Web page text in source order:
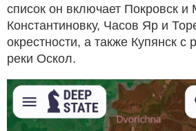
список он включает Покровск и
Константиновку, Часов Яр и
окрестности, а также Купянск с
реки Оскол.